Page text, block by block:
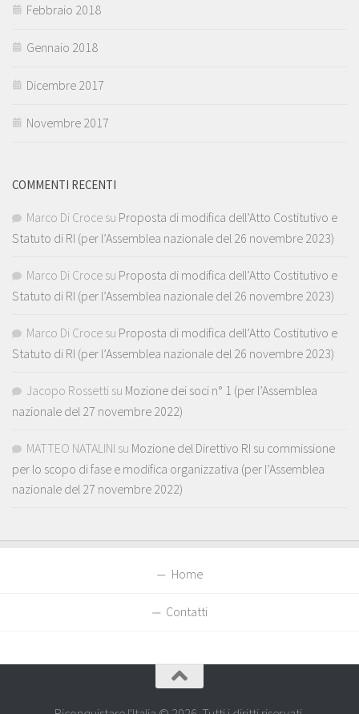
Febbraio 2018
Gennaio 2018
Dicembre 2017
Novembre 2017
COMMENTI RECENTI
Marco Di Croce su Proposta di modifica dell’Atto Costitutivo e
Statuto di RI (per l’Assemblea nazionale del 26 novembre 2023)
Marco Di Croce su Proposta di modifica dell’Atto Costitutivo e
Statuto di RI (per l’Assemblea nazionale del 26 novembre 2023)
Marco Di Croce su Proposta di modifica dell’Atto Costitutivo e
Statuto di RI (per l’Assemblea nazionale del 26 novembre 2023)
Jacopo Rossetti su Mozione dei soci n° 1 (per l’Assemblea
nazionale del 27 novembre 2022)
MATTEO NATALINI su Mozione del Direttivo RI su commissione
per lo scopo di fase e modifica organizzativa (per l’Assemblea
nazionale del 27 novembre 2022)
Home
Contatti